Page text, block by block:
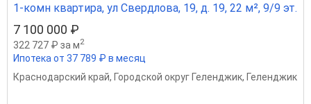
1-комн квартира, ул Свердлова, 19, д. 19, 22 м², 9/9 эт.
7 100 000 ₽
322 727 ₽ за м2
Ипотека от 37 789 ₽ в месяц
Краснодарский край, Городской округ Геленджик, Геленджик